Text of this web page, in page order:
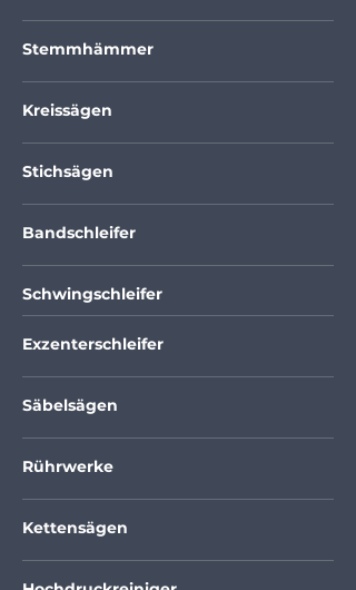
Stemmhämmer
Kreissägen
Stichsägen
Bandschleifer
Schwingschleifer
Exzenterschleifer
Säbelsägen
Rührwerke
Kettensägen